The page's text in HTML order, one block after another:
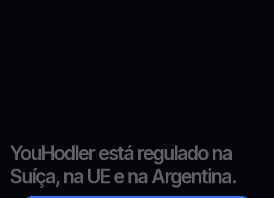
YouHodler está regulado na
Suíça, na UE e na Argentina.